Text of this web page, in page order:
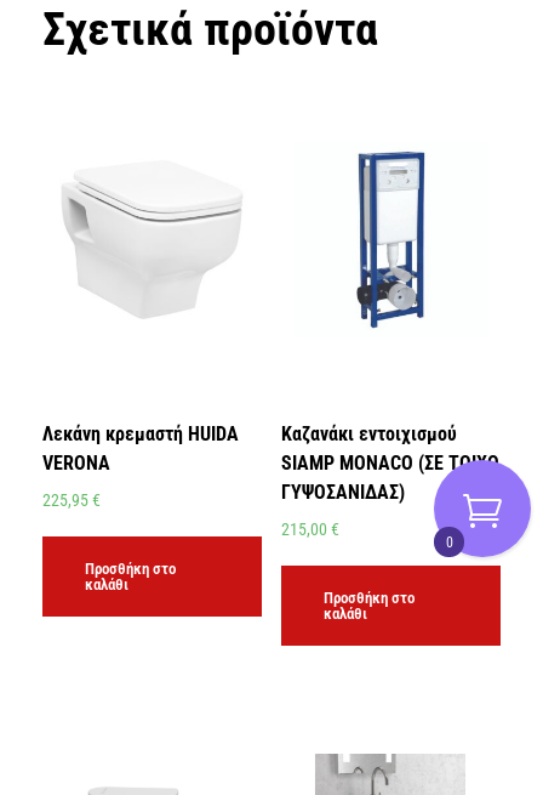
Σχετικά προϊόντα
Λεκάνη κρεμαστή HUIDA
VERONA
225,95€
Προσθήκη στο
καλάθι
Καζανάκι εντοιχισμού
SIAMP MONACO (ΣΕ ΤΟΙΧΟ
ΓΥΨΟΣΑΝΙΔΑΣ)
215,00 €
Προσθήκη στο
καλάθι
0